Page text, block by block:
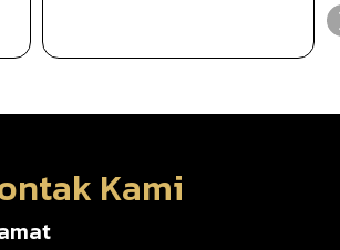
Kami